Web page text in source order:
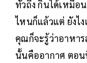
ทั่วถึง กินได้เหมือ
ไหนก็แล้วแต่ ยังไ
คุณก็จะรู้ว่าอาหา
นั้นคืออากาศ ตอ